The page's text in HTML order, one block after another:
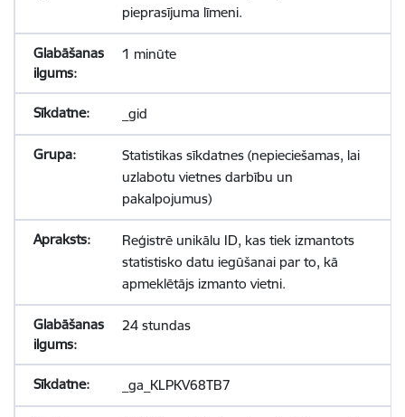
pieprasījuma līmeni.
1 minūte
_gid
Statistikas sīkdatnes (nepieciešamas, lai
uzlabotu vietnes darbību un
pakalpojumus)
Reģistrē unikālu ID, kas tiek izmantots
statistisko datu iegūšanai par to, kā
apmeklētājs izmanto vietni.
24 stundas
_ga_KLPKV68TB7